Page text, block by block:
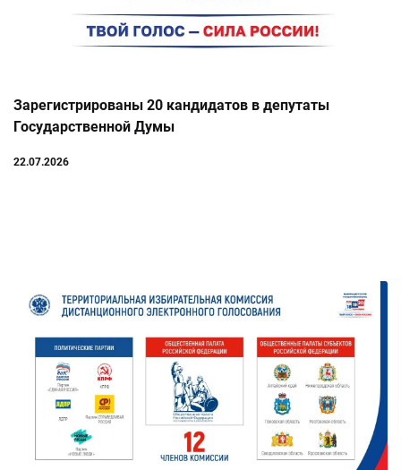
Зарегистрированы 20 кандидатов в депутаты
Государственной Думы
22.07.2026